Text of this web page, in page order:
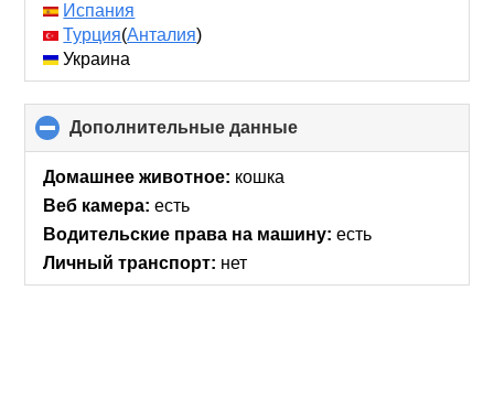
Испания
Турция(Анталия)
Украина
Дополнительные данные
to
Домашнее животное: кошка
Веб камера: есть
Водительские права на машину: есть
Личный транспорт: нет